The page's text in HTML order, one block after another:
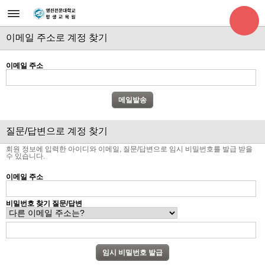
이메일 주소로 계정 찾기
이메일 주소
질문/답변으로 계정 찾기
회원 정보에 입력한 아이디와 이메일, 질문/답변으로 임시 비밀번호를 발급 받을
수 있습니다.
이메일 주소
비밀번호 찾기 질문/답변